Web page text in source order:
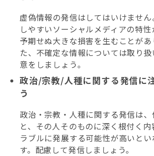
虚偽情報の発信はしてはいけませ
しやすいソーシャルメディアの特性
予期せぬ大きな損害を生むことがあ
た、不確定な情報については取り
意をしましょう。
政治/宗教/人種に関する発信に
う
政治・宗教・人種に関する発信は
と、その人そのものに深く根付く内
ラブルに発展する可能性が高いとい
す。配慮して発信しましょう。